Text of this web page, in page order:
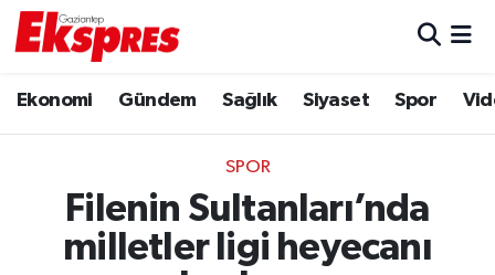
Ekonomi Gündem Sağlık Siyaset Spor
SPOR
Filenin Sultanları’nda
milletler ligi heyecanı
Ekonomi
Gaziantep son dakika
Genel
Trafik Durumu
Puan Durumu ve Fikstür
Tüm Manşetler